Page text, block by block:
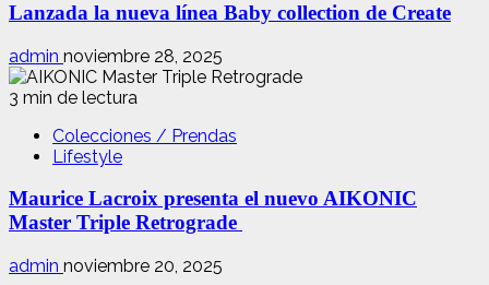
Lanzada la nueva línea Baby collection de Create
admin noviembre 28, 2025
3 min de lectura
Colecciones / Prendas
Lifestyle
Maurice Lacroix presenta el nuevo AIKONIC
Master Triple Retrograde
admin noviembre 20, 2025